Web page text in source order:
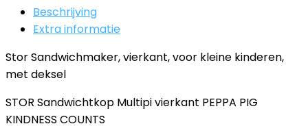
Beschrijving
Extra informatie
Stor Sandwichmaker, vierkant, voor kleine kinderen,
met deksel
STOR Sandwichtkop Multipi vierkant PEPPA PIG
KINDNESS COUNTS